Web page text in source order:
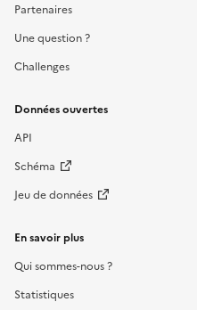
Partenaires
Une question ?
Challenges
Données ouvertes
API
Schéma
Jeu de données
En savoir plus
Qui sommes-nous ?
Statistiques